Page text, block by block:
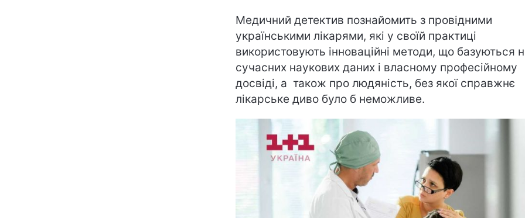
Медичний детектив познайомить з провідними
українськими лікарями, які у своїй практиці
використовують інноваційні методи, що базуються
сучасних наукових даних і власному професійному
досвіді, а також про людяність, без якої справжнє
лікарське диво було б неможливе.